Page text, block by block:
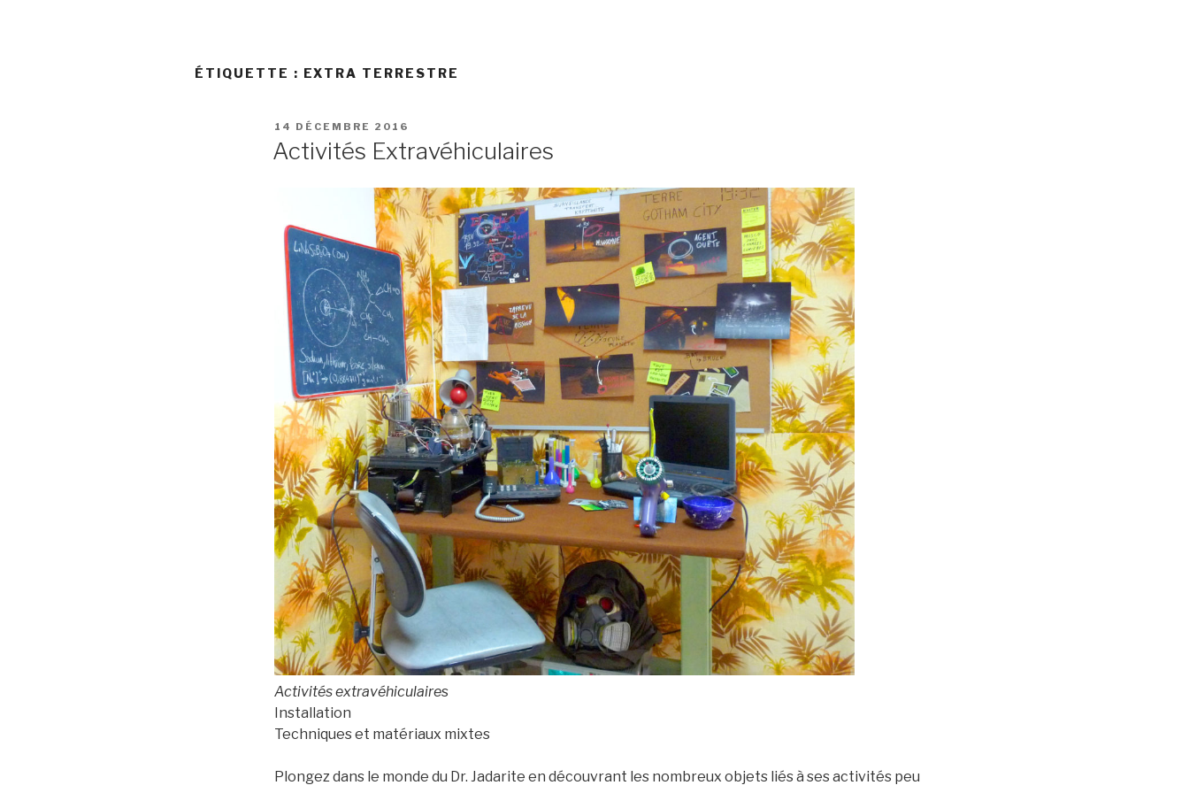
ÉTIQUETTE : EXTRA TERRESTRE
PUBLIÉ
14 DÉCEMBRE 2016
Activités Extravéhiculaires
Activités extravéhiculaires
Installation
Techniques et matériaux mixtes
Plongez dans le monde du Dr. Jadarite en découvrant les nombreux objets liés à ses activités peu